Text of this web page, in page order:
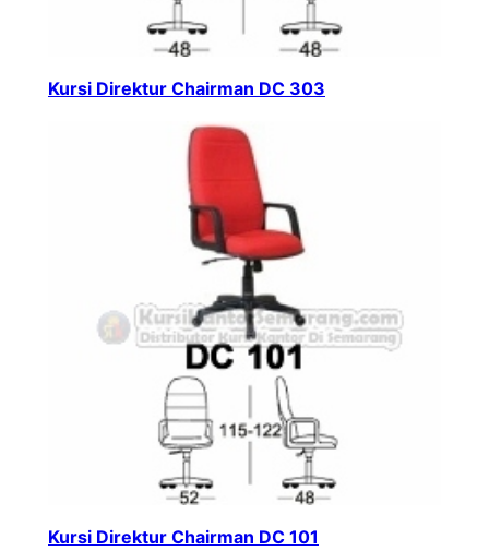
Kursi Direktur Chairman DC 303
Kursi Direktur Chairman DC 101